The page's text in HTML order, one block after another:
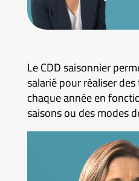
Le CDD saisonnier
salarié pour réaliser
chaque année en
saisons ou des modes